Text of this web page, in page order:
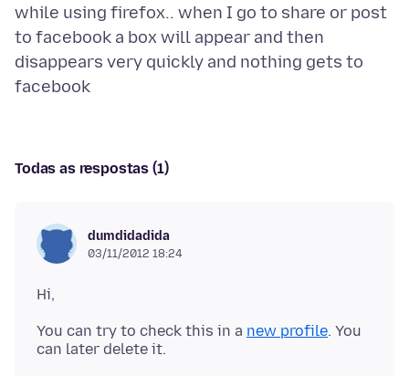
while using firefox.. when I go to share or post
to facebook a box will appear and then
disappears very quickly and nothing gets to
Todas as respostas (1)
dumdidadida
03/11/2012 18:24
You can try to check this in a new profile. You